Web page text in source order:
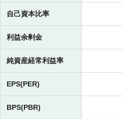
自己資本比率
利益余剰金
純資産経常利益率
EPS(PER)
BPS(PBR)